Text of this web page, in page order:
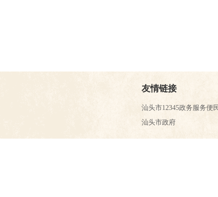
友情链接
汕头市12345政务服务便
汕头市政府